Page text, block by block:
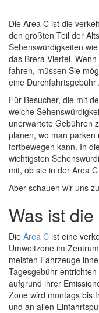
Die Area C ist die
den größten Teil der
Sehenswürdigkeiten
das Brera-Viertel.
fahren, müssen Sie
eine Durchfahrtsgebühr
Für Besucher, die mit
welche
unerwartete Gebühren
planen, wo man
fortbewegen kann. In
wichtigsten
mit, ob sie in der Area
Aber schauen wir uns
Was ist
Die Area C ist eine
Umweltzone im
meisten Fahrzeuge
Tagesgebühr
aufgrund ihrer
Zone wird montags bis
und an allen